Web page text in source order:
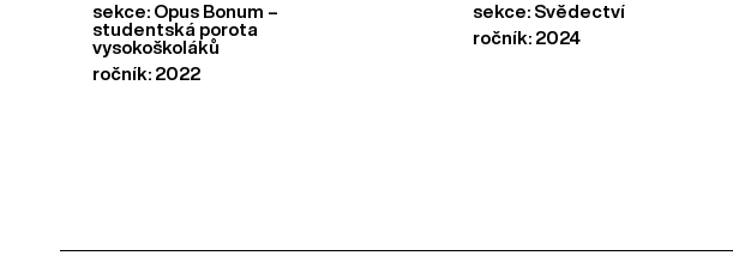
sekce: Opus Bonum –
studentská porota
vysokoškoláků
ročník: 2022
sekce: Svědectví
ročník: 2024